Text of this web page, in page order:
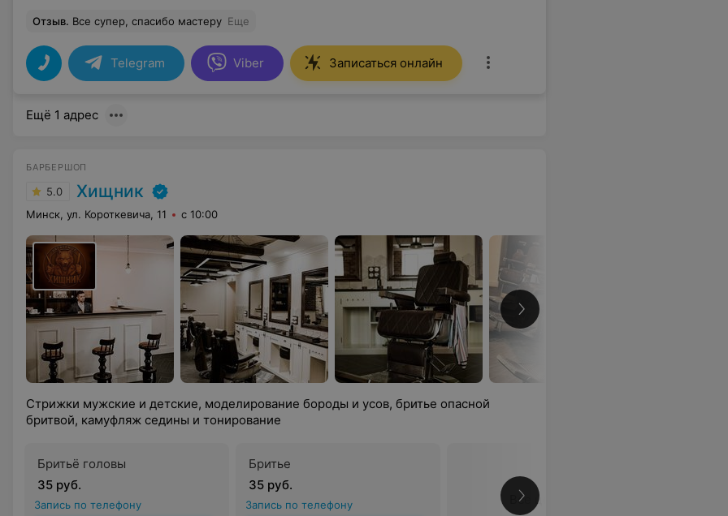
Отзыв. Все супер, спасибо мастеру Еще
Telegram Viber Записаться онлайн
Ещё 1 адрес
БАРБЕРШОП
5.0 Хищник
Минск, ул. Короткевича, 11 с 10:00
Стрижки мужские и детские, моделирование бороды и усов, бритье опасной
бритвой, камуфляж седины и тонирование
Бритьё головы
35 руб.
Запись по телефону
Бритье
35 руб.
Запись по телефону Все цены